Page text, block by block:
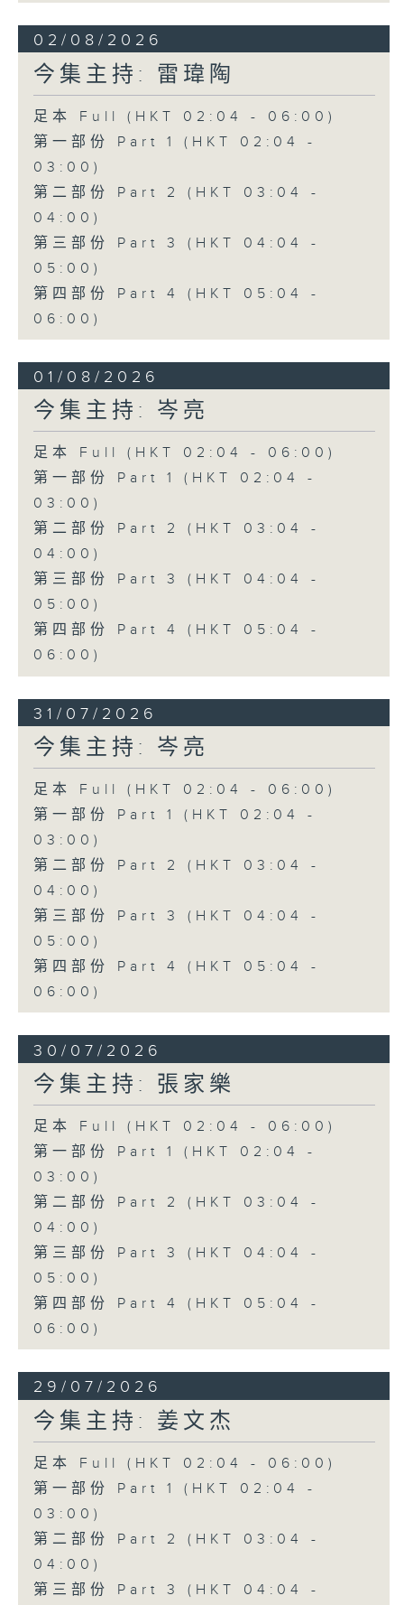
02/08/2026
今集主持: 雷瑋陶
足本 Full (HKT 02:04 - 06:00)
第一部份 Part 1 (HKT 02:04 -
03:00)
第二部份 Part 2 (HKT 03:04 -
04:00)
第三部份 Part 3 (HKT 04:04 -
05:00)
第四部份 Part 4 (HKT 05:04 -
06:00)
01/08/2026
今集主持: 岑亮
足本 Full (HKT 02:04 - 06:00)
第一部份 Part 1 (HKT 02:04 -
03:00)
第二部份 Part 2 (HKT 03:04 -
04:00)
第三部份 Part 3 (HKT 04:04 -
05:00)
第四部份 Part 4 (HKT 05:04 -
06:00)
31/07/2026
今集主持: 岑亮
足本 Full (HKT 02:04 - 06:00)
第一部份 Part 1 (HKT 02:04 -
03:00)
第二部份 Part 2 (HKT 03:04 -
04:00)
第三部份 Part 3 (HKT 04:04 -
05:00)
第四部份 Part 4 (HKT 05:04 -
06:00)
30/07/2026
今集主持: 張家樂
足本 Full (HKT 02:04 - 06:00)
第一部份 Part 1 (HKT 02:04 -
03:00)
第二部份 Part 2 (HKT 03:04 -
04:00)
第三部份 Part 3 (HKT 04:04 -
05:00)
第四部份 Part 4 (HKT 05:04 -
06:00)
29/07/2026
今集主持: 姜文杰
足本 Full (HKT 02:04 - 06:00)
第一部份 Part 1 (HKT 02:04 -
03:00)
第二部份 Part 2 (HKT 03:04 -
04:00)
第三部份 Part 3 (HKT 04:04 -